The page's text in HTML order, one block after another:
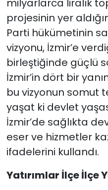
milyarlarca liralık
projesinin yer
Parti hükümetinin
vizyonu, İzmir’e
birleştiğinde güçlü
İzmir’in dört bir
bu vizyonun somut
yaşat ki devlet
İzmir’de sağlıkta
eser ve hizmetler
ifadelerini kullandı.
Yatırımlar İlçe İlçe